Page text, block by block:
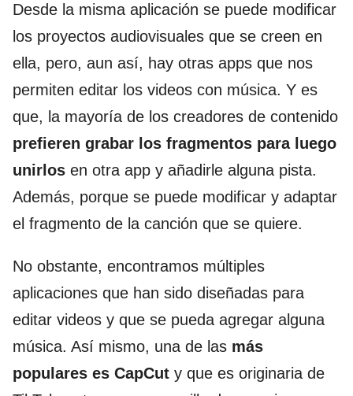
Desde la misma aplicación se puede modificar
los proyectos audiovisuales que se creen en
ella, pero, aun así, hay otras apps que nos
permiten editar los videos con música. Y es
que, la mayoría de los creadores de contenido
prefieren grabar los fragmentos para luego
unirlos en otra app y añadirle alguna pista.
Además, porque se puede modificar y adaptar
el fragmento de la canción que se quiere.
No obstante, encontramos múltiples
aplicaciones que han sido diseñadas para
editar videos y que se pueda agregar alguna
música. Así mismo, una de las más
populares es CapCut y que es originaria de